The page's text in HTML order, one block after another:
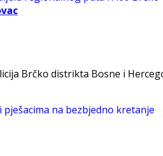
Brčko distrikta Bosne i